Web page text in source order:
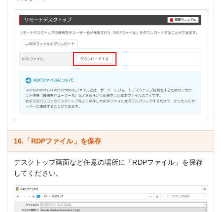
16.「RDPファイル」を保存
デスクトップ画面など任意の場所に「RDPファイル」を保存
してください。